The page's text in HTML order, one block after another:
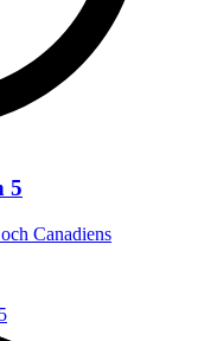
5
Canadiens